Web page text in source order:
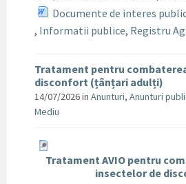
Documente de interes
, Informatii publice, Registru
Tratament pentru
disconfort (țânțari adulți)
14/07/2026in Anunturi, Anunturi
Mediu
Tratament AVIO pentru
insectelor de